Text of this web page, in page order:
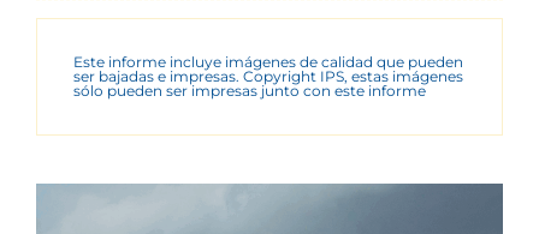
Este informe incluye imágenes de calidad que pueden
ser bajadas e impresas. Copyright IPS, estas imágenes
sólo pueden ser impresas junto con este informe